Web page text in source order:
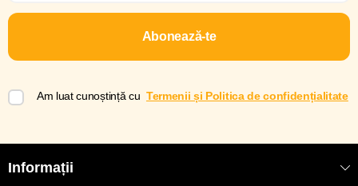
Abonează-te
Am luat cunoștință cu Termenii și Politica de confidențialitate
Informații